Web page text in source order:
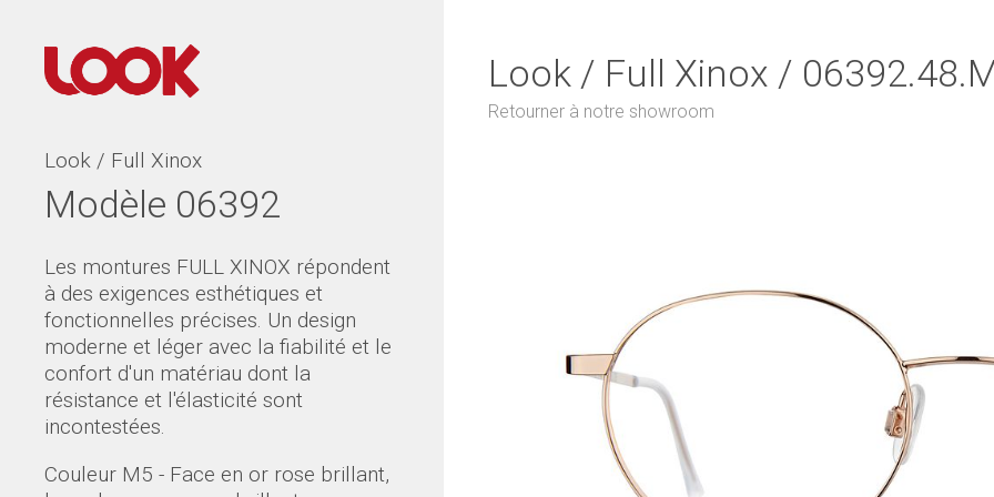
Look / Full Xinox
Modèle 06392
Les montures FULL XINOX répondent
à des exigences esthétiques et
fonctionnelles précises. Un design
moderne et léger avec la fiabilité et le
confort d'un matériau dont la
résistance et l'élasticité sont
incontestées.
Couleur M5 - Face en or rose brillant,
Look / Full Xinox /
Retourner à notre showroom